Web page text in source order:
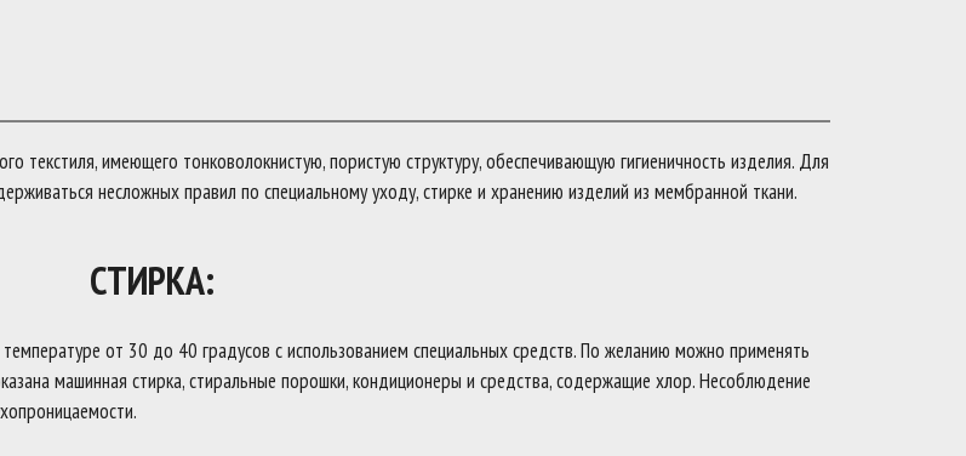
текстиля, имеющего тонковолокнистую, пористую структуру, обеспечивающую гигиеничность изделия. Для
несложных правил по специальному уходу, стирке и хранению изделий из мембранной ткани.
СТИРКА:
от 30 до 40 градусов с использованием специальных средств. По желанию можно применять
машинная стирка, стиральные порошки, кондиционеры и средства, содержащие хлор. Несоблюдение